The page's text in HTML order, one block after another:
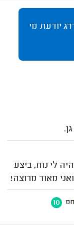
יודעת מי
לי נוח, ביצע
מאוד מרוצה!
10